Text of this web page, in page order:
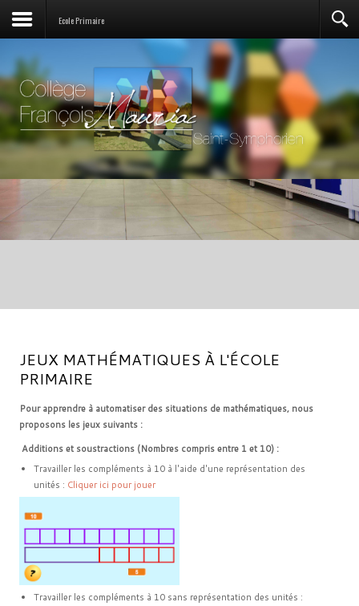
Ecole Primaire
JEUX MATHÉMATIQUES À L'ÉCOLE
PRIMAIRE
Pour apprendre à automatiser des situations de mathématiques, nous
proposons les jeux suivants :
Additions et soustractions (Nombres compris entre 1 et 10) :
Travailler les compléments à 10 à l'aide d'une représentation des
unités : Cliquer ici pour jouer
Travailler les compléments à 10 sans représentation des unités :